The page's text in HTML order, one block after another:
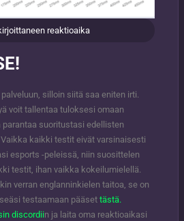
reaktioaika
silloin siitä saa eniten irti.
voit tallentaa tuloksesi omaan
suoritustasi edellisten
kaikki testit eivät varsinaisesti
esports -peleissä, niin suosittelen
testit, ihan vaikka kokeilumielellä.
verran englanninkielen taitoa, se on
testaamaan pääset tästä.
discordiin ja laita oma reaktioaikasi